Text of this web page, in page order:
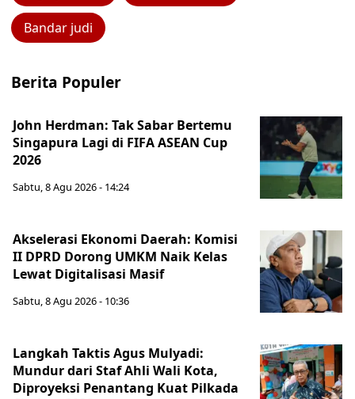
Bandar judi
Berita Populer
John Herdman: Tak Sabar Bertemu
Singapura Lagi di FIFA ASEAN Cup
2026
Sabtu, 8 Agu 2026 - 14:24
Akselerasi Ekonomi Daerah: Komisi
II DPRD Dorong UMKM Naik Kelas
Lewat Digitalisasi Masif
Sabtu, 8 Agu 2026 - 10:36
Langkah Taktis Agus Mulyadi:
Mundur dari Staf Ahli Wali Kota,
Diproyeksi Penantang Kuat Pilkada